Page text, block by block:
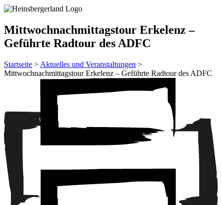
Mittwochnachmittagstour Erkelenz –
Geführte Radtour des ADFC
Startseite > Aktuelles und Veranstaltungen >
Mittwochnachmittagstour Erkelenz – Geführte Radtour des ADFC